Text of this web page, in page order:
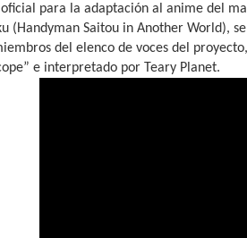
para la adaptación al anime del
(Handyman Saitou in Another World),
del elenco de voces del
e interpretado por Teary Planet.